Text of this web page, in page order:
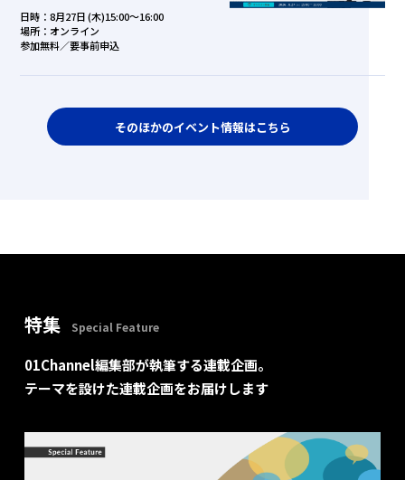
日時：8月27日 (木)15:00～16:00
場所：オンライン
参加無料／要事前申込
そのほかのイベント情報はこちら
特集 Special Feature
01Channel編集部が執筆する連載企画。
テーマを設けた連載企画をお届けします